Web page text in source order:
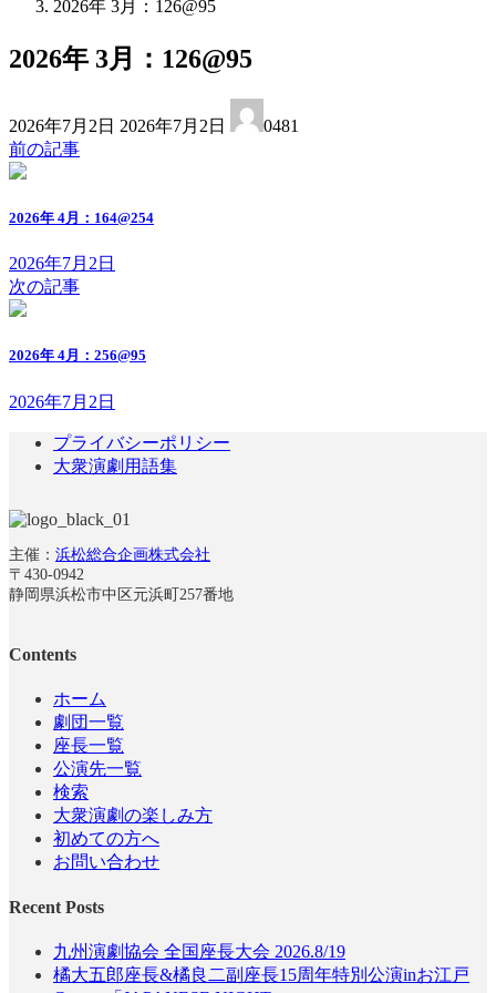
2026年 3月：126@95
2026年 3月：126@95
2026年7月2日 終
時
2026年7月2日
0481
前の記事
2026年 4月：164@254
2026年7月2日
次の記事
2026年 4月：256@95
2026年7月2日
プライバシーポリシー
大衆演劇用語集
主催： 浜松総合企画株式会社
〒430-0942
静岡県浜松市中区元浜町257番地
Contents
ホーム
劇団一覧
座長一覧
公演先一覧
検索
大衆演劇の楽しみ方
初めての方へ
お問い合わせ
Recent Posts
九州演劇協会 全国座長大会 2026.8/19
橘大五郎座長&橘良二副座長15周年特別公演inお江戸